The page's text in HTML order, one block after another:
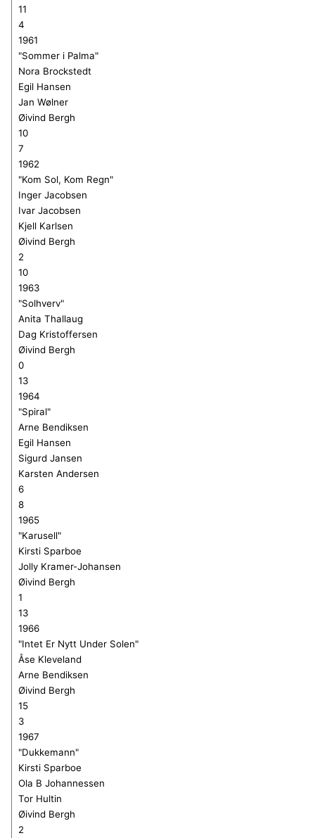
11
4
1961
"Sommer i Palma"
Nora Brockstedt
Egil Hansen
Jan Wølner
Øivind Bergh
10
7
1962
"Kom Sol, Kom Regn"
Inger Jacobsen
Ivar Jacobsen
Kjell Karlsen
Øivind Bergh
2
10
1963
"Solhverv"
Anita Thallaug
Dag Kristoffersen
Øivind Bergh
0
13
1964
"Spiral"
Arne Bendiksen
Egil Hansen
Sigurd Jansen
Karsten Andersen
6
8
1965
"Karusell"
Kirsti Sparboe
Jolly Kramer-Johansen
Øivind Bergh
1
13
1966
"Intet Er Nytt Under Solen"
Åse Kleveland
Arne Bendiksen
Øivind Bergh
15
3
1967
"Dukkemann"
Kirsti Sparboe
Ola B Johannessen
Tor Hultin
Øivind Bergh
2